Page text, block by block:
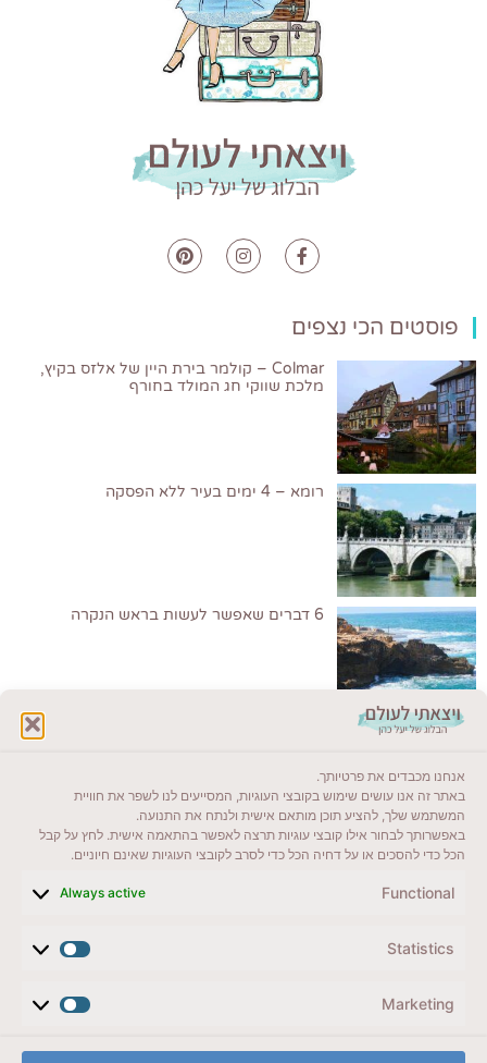
אנחנו מכבדים את פרטיותך.
באתר זה אנו עושים שימוש בקובצי העוגיות, המסייעים לנו לשפר את חוויית
המשתמש שלך, להציע תוכן מותאם אישית ולנתח את התנועה.
באפשרותך לבחור אילו קובצי עוגיות תרצה לאפשר בהתאמה אישית. לחץ על קבל
הכל כדי להסכים או על דחיה הכל כדי לסרב לקובצי העוגיות שאינם חיוניים.
Functional
Always active
Statistics
Marketing
פוסטים הכי נצפים
Colmar – קולמר בירת היין של אלזס בקיץ,
מלכת שווקי חג המולד בחורף
רומא – 4 ימים בעיר ללא הפסקה
6 דברים שאפשר לעשות בראש הנקרה
ייעדים מומלצים
מדריכים ועזרים
לשליחת הודעת וואטסאפ
veyatsati.laolam@gmail.com